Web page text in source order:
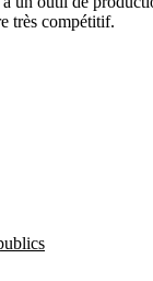
très compétitif.